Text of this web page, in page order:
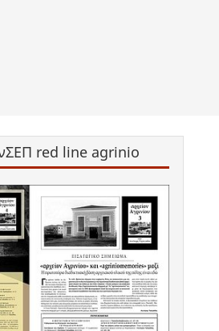
red line agrinio